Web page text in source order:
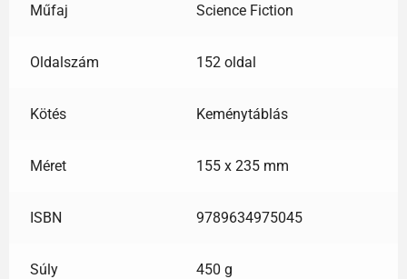
Műfaj Science Fiction
Oldalszám 152 oldal
Kötés Keménytáblás
Méret 155 x 235 mm
ISBN 9789634975045
Súly 450 g